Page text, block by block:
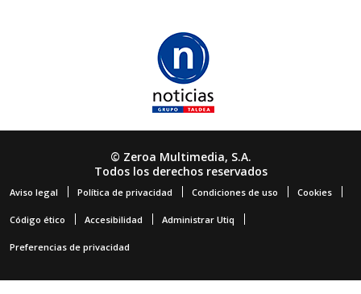
© Zeroa Multimedia, S.A.
Todos los derechos reservados
Aviso legal Política de privacidad Condiciones de uso Cookies
Código ético Accesibilidad Administrar Utiq
Preferencias de privacidad